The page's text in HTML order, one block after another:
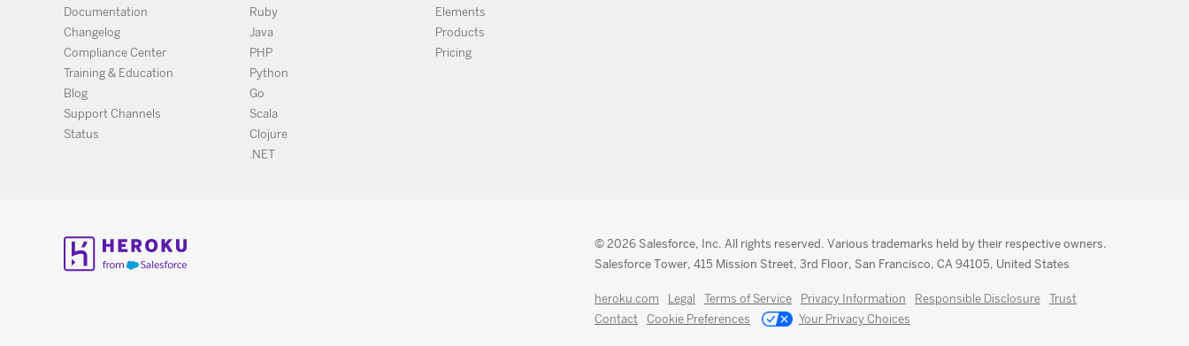
Documentation
Changelog
Compliance Center
Training & Education
Blog
Support Channels
Status
Ruby
Java
PHP
Python
Go
Scala
Clojure
.NET
Elements
Products
Pricing
© 2026 Salesforce, Inc. All rights reserved. Various trademarks held by their respective owners.
Salesforce Tower, 415 Mission Street, 3rd Floor, San Francisco, CA 94105, United States
heroku.com Legal Terms of Service Privacy Information Responsible Disclosure
Trust
Contact
Cookie Preferences Your Privacy Choices